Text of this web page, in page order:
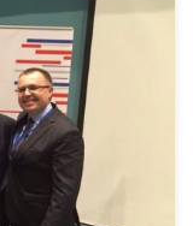
ОП РФ» в
лидеров